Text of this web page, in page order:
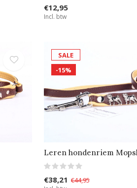
€12,95
Incl. btw
SALE
-15%
Leren hondenriem
€38,21 €44,95